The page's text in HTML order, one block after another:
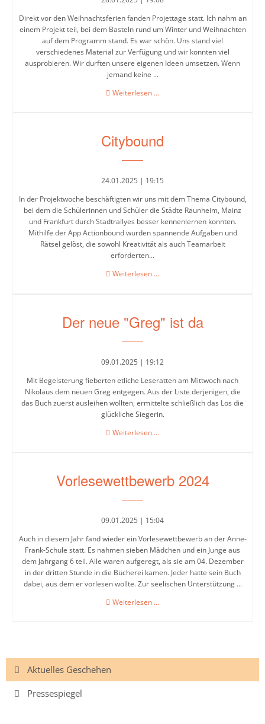
Direkt vor den Weihnachtsferien fanden Projettage statt. Ich nahm an
einem Projekt teil, bei dem Basteln rund um Winter und Weihnachten
auf dem Programm stand. Es war schön. Uns stand viel
verschiedenes Material zur Verfügung und wir konnten viel
ausprobieren. Wir durften unsere eigenen Ideen umsetzen. Wenn
jemand keine ...
Weiterlesen …
Citybound
24.01.2025 | 19:15
In der Projektwoche beschäftigten wir uns mit dem Thema Citybound,
bei dem die Schülerinnen und Schüler die Städte Raunheim, Mainz
und Frankfurt durch Stadtrallyes besser kennenlernen konnten.
Mithilfe der App Actionbound wurden spannende Aufgaben und
Rätsel gelöst, die sowohl Kreativität als auch Teamarbeit
erforderten...
Weiterlesen …
Der neue "Greg" ist da
09.01.2025 | 19:12
Mit Begeisterung fieberten etliche Leseratten am Mittwoch nach
Nikolaus dem neuen Greg entgegen. Aus der Liste derjenigen, die
das Buch zuerst ausleihen wollten, ermittelte schließlich das Los die
glückliche Siegerin.
Weiterlesen …
da
Vorlesewettbewerb 2024
09.01.2025 | 15:04
Auch in diesem Jahr fand wieder ein Vorlesewettbewerb an der Anne-
Frank-Schule statt. Es nahmen sieben Mädchen und ein Junge aus
dem Jahrgang 6 teil. Alle waren aufgeregt, als sie am 04. Dezember
in der dritten Stunde in die Bücherei kamen. Jeder hatte sein Buch
dabei, aus dem er vorlesen wollte. Zur seelischen Unterstützung ...
Weiterlesen …
Navigation
überspringen
Aktuelles Geschehen
Pressespiegel